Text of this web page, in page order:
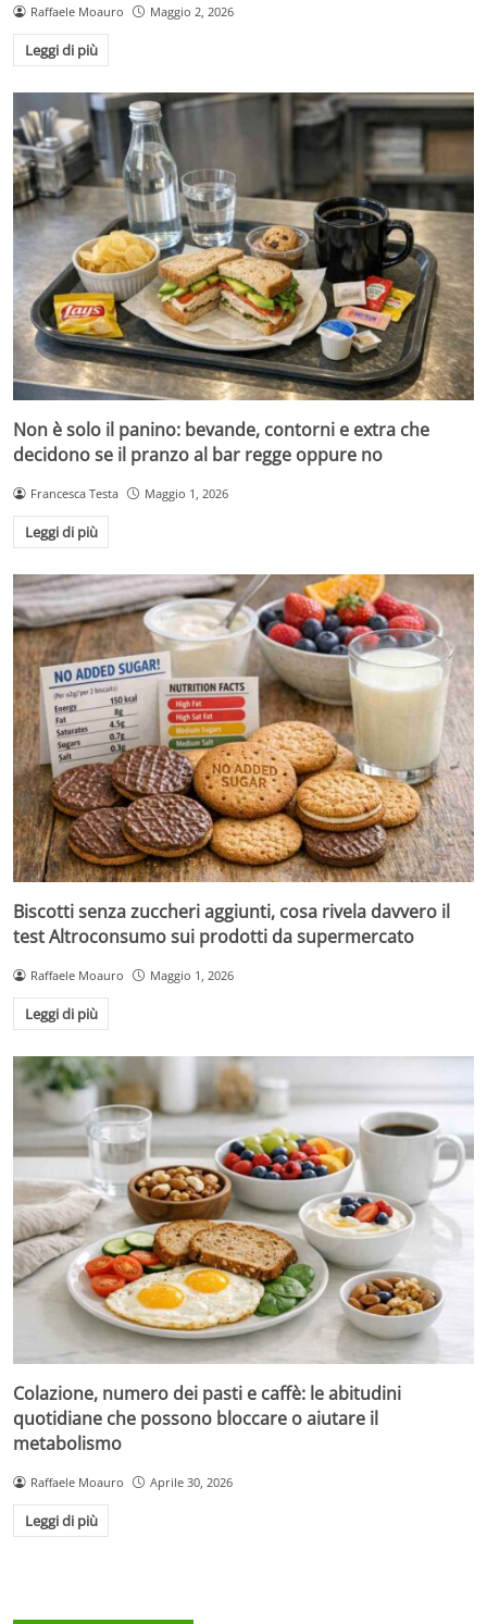
Raffaele Moauro Maggio 2, 2026
Leggi di più
Non è solo il panino: bevande, contorni e extra che
decidono se il pranzo al bar regge oppure no
Francesca Testa Maggio 1, 2026
Leggi di più
Biscotti senza zuccheri aggiunti, cosa rivela davvero il
test Altroconsumo sui prodotti da supermercato
Raffaele Moauro Maggio 1, 2026
Leggi di più
Colazione, numero dei pasti e caffè: le abitudini
quotidiane che possono bloccare o aiutare il
metabolismo
Raffaele Moauro Aprile 30, 2026
Leggi di più